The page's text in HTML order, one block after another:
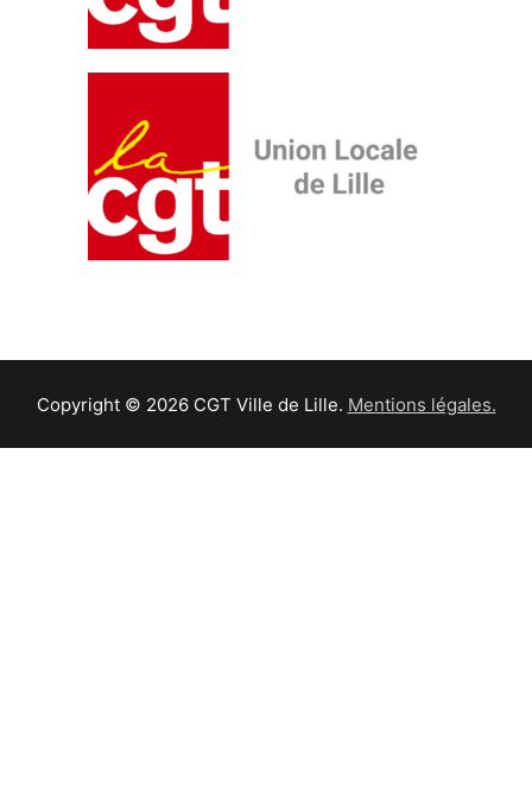
Copyright © 2026 CGT Ville de Lille. Mentions légales.